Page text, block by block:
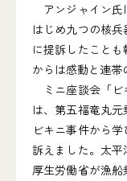
アンジャイン氏
はじめ九つの核
に提訴したこと
からは感動と連帯
ミニ座談会「ビ
は、第五福竜丸
ビキニ事件から
訴えました。太平
厚生労働省が漁